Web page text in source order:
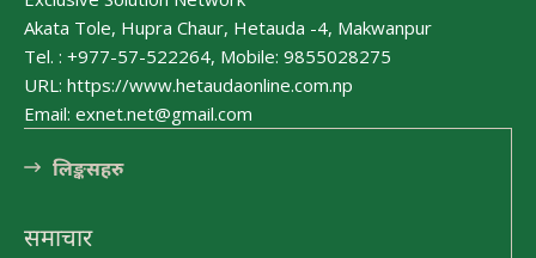
हेटौंडा अनलाईन
चुरीयामाइमा ऐतिहासिक, धार्मिक र पर्यटकिय
Akata Tole, Hupra Chaur, Hetauda -4, Makwanpur
Tel. : +977-57-522264, Mobile: 9855028275
URL: https://www.hetaudaonline.com.np
Email: exnet.net@gmail.com
लि󠅵ङ्कसहरु
समाचार